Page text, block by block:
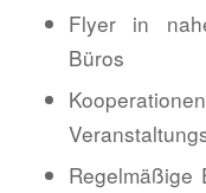
Flyer in
Büros
Regelmäßige